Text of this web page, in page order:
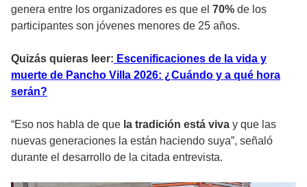
genera entre los organizadores es que el 70% de los
participantes son jóvenes menores de 25 años.
Quizás quieras leer: Escenificaciones de la vida y
muerte de Pancho Villa 2026: ¿Cuándo y a qué hora
serán?
“Eso nos habla de que la tradición está viva y que las
nuevas generaciones la están haciendo suya”, señaló
durante el desarrollo de la citada entrevista.